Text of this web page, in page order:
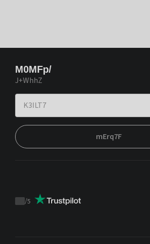
M0MFp/
J+WhhZ
mErq7F
Trustpilot
/5